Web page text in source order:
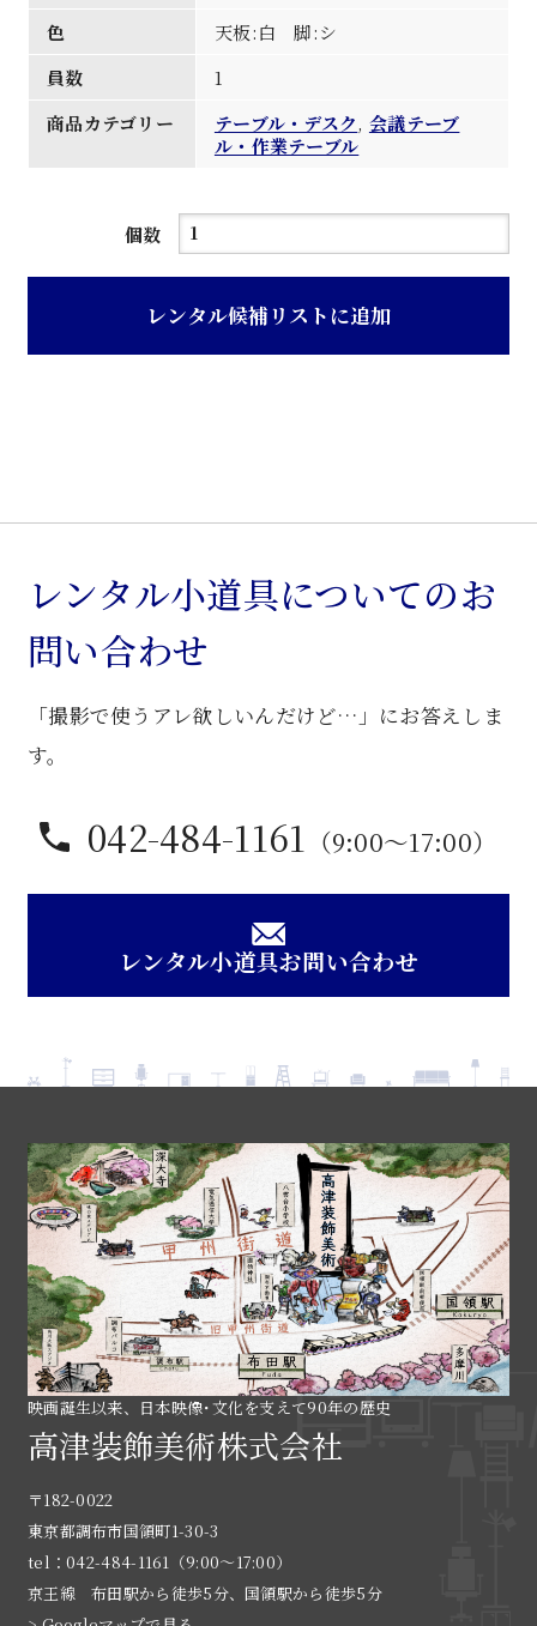
色
天板:白 脚:シ
員数
1
商品カテゴリー
テーブル・デスク, 会議テーブ
ル・作業テーブル
個数
白
板
議
卓
子
レンタル候補リストに追加
レンタル小道具についてのお
問い合わせ
「撮影で使うアレ欲しいんだけど…」にお答えしま
す。
042-484-1161 （9:00〜17:00）
レンタル小道具お問い合わせ
映画誕生以来、日本映像･文化を支えて90年の歴史
高津装飾美術株式会社
〒182-0022
東京都調布市国領町1-30-3
tel：042-484-1161（9:00〜17:00）
京王線 布田駅から徒歩5分、国領駅から徒歩5分